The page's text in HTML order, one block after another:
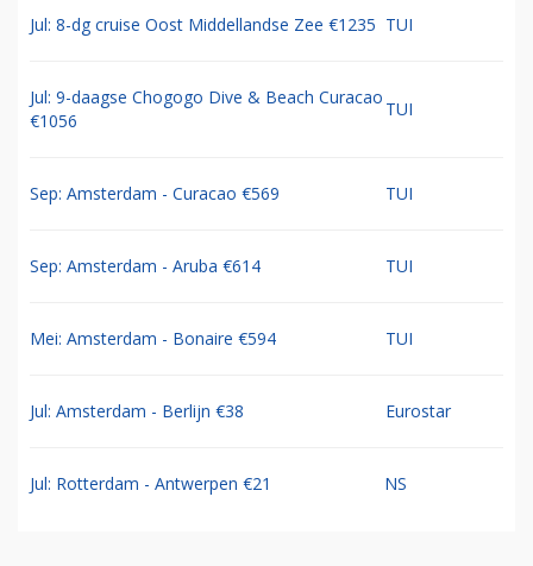
Jul: 8-dg cruise Oost Middellandse Zee €1235 TUI
Jul: 9-daagse Chogogo Dive & Beach Curacao
€1056
TUI
Sep: Amsterdam - Curacao €569 TUI
Sep: Amsterdam - Aruba €614 TUI
Mei: Amsterdam - Bonaire €594 TUI
Jul: Amsterdam - Berlijn €38 Eurostar
Jul: Rotterdam - Antwerpen €21 NS